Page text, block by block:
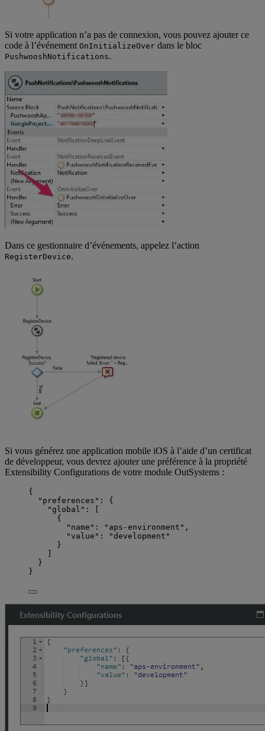
Si votre application n’a pas de connexion, vous pouvez ajouter ce
code à l’événement OnInitializeOver dans le bloc
PushwooshNotifications.
Dans ce gestionnaire d’événements, appelez l’action
RegisterDevice.
Si vous générez une application mobile iOS à l’aide d’un certificat
de développeur, vous devrez ajouter une préférence à la propriété
Extensibility Configurations de votre module OutSystems :
{
"preferences" : {
"global" : [
{
"name" : " aps-environment " ,
"value" : "development "
}
]
}
}